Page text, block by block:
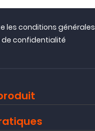
lesconditions générales
de confidentialité